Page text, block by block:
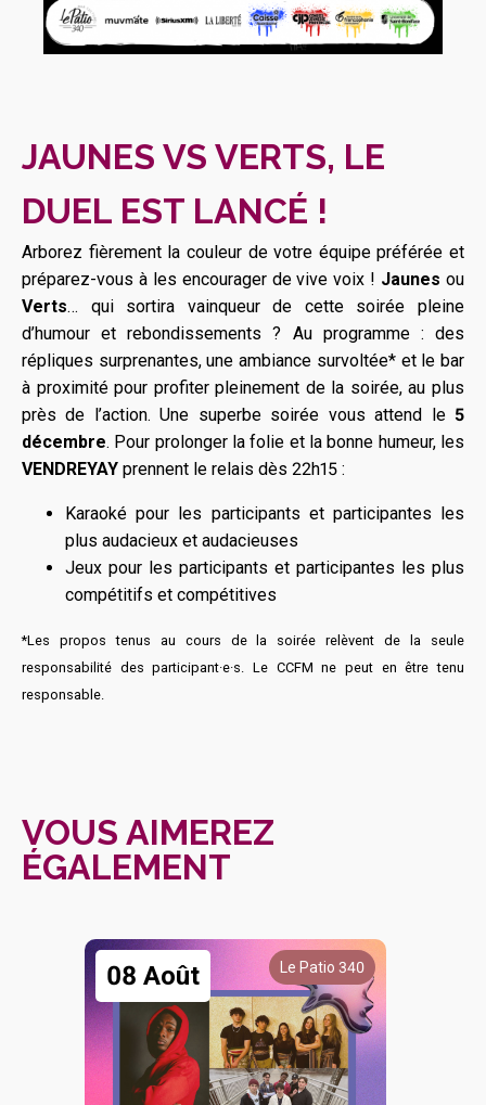
JAUNES VS VERTS, LE
DUEL EST LANCÉ !
Arborez fièrement la couleur de votre équipe préférée et
préparez-vous à les encourager de vive voix ! Jaunes ou
Verts… qui sortira vainqueur de cette soirée pleine
d’humour et rebondissements ? Au programme : des
répliques surprenantes, une ambiance survoltée* et le bar
à proximité pour profiter pleinement de la soirée, au plus
près de l’action. Une superbe soirée vous attend le5
décembre. Pour prolonger la folie et la bonne humeur, les
VENDREYAY prennent le relais dès 22h15 :
Karaoké pour les participants et participantes les
plus audacieux et audacieuses
Jeux pour les participants et participantes les plus
compétitifs et compétitives
*Les propos tenus au cours de la soirée relèvent de la seule
responsabilité des participant·e·s. Le CCFM ne peut en être tenu
responsable.
VOUS AIMEREZ
ÉGALEMENT
08 Août Le Patio 340